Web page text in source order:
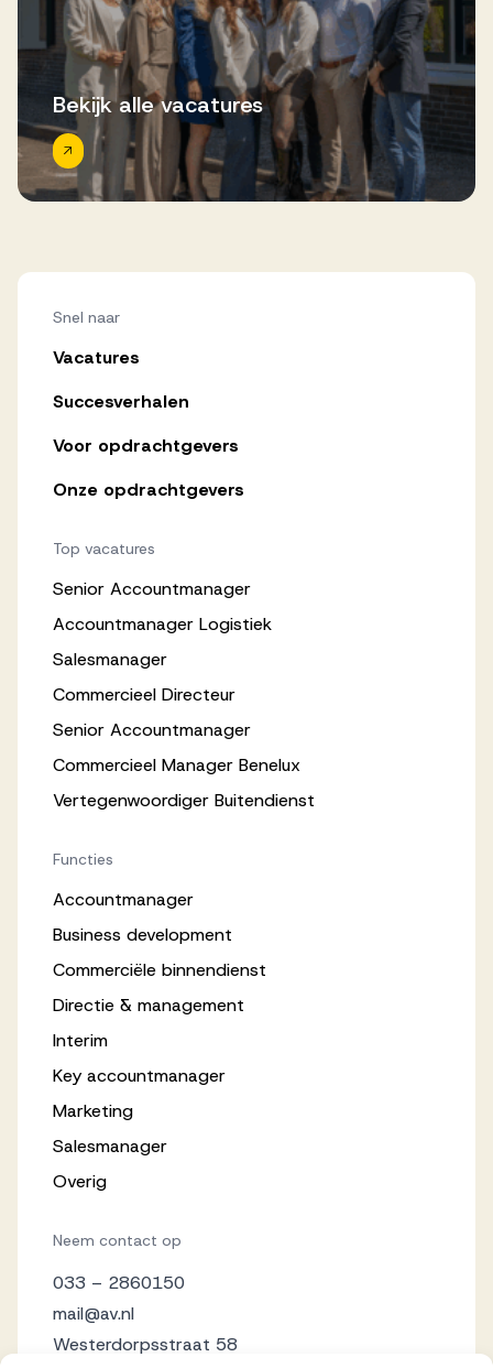
Bekijk alle vacatures
Snel naar
Vacatures
Succesverhalen
Voor opdrachtgevers
Onze opdrachtgevers
Top vacatures
Senior Accountmanager
Accountmanager Logistiek
Salesmanager
Commercieel Directeur
Senior Accountmanager
Commercieel Manager Benelux
Vertegenwoordiger Buitendienst
Functies
Accountmanager
Business development
Commerciële binnendienst
Directie & management
Interim
Key accountmanager
Marketing
Salesmanager
Overig
Neem contact op
033 – 2860150
mail@av.nl
Westerdorpsstraat 58